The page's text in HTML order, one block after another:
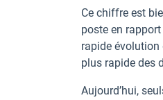
Ce chiffre est
poste en
rapide évolution
plus rapide des
Aujourd’hui,